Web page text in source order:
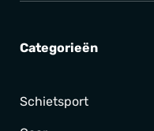
Categorieën
Schietsport